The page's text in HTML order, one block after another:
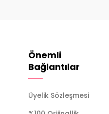
Önemli
Bağlantılar
Üyelik Sözleşmesi